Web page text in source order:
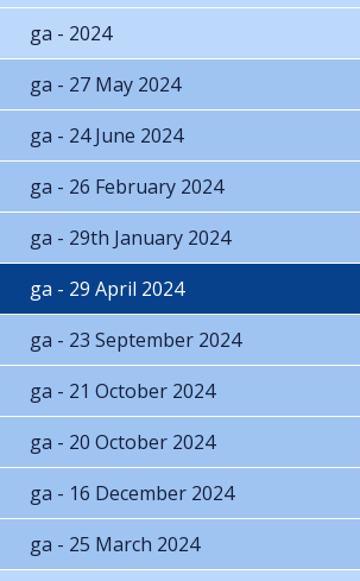
ga - 2024
ga - 27 May 2024
ga - 24 June 2024
ga - 26 February 2024
ga - 29th January 2024
ga - 29 April 2024
ga - 23 September 2024
ga - 21 October 2024
ga - 20 October 2024
ga - 16 December 2024
ga - 25 March 2024